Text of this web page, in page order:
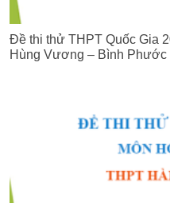
Đề thi thử THPT Quốc Gia
Hùng Vương – Bình Phước